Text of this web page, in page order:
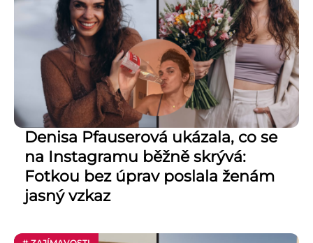
Denisa Pfauserová ukázala, co se
na Instagramu běžně skrývá:
Fotkou bez úprav poslala ženám
jasný vzkaz